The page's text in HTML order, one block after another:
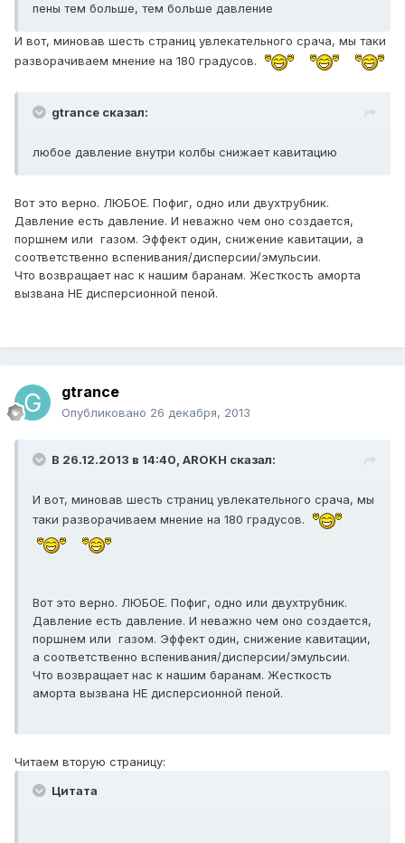
пены тем больше, тем больше давление
И вот, миновав шесть страниц увлекательного срача, мы таки
разворачиваем мнение на 180 градусов.
gtrance сказал:
любое давление внутри колбы снижает кавитацию
Вот это верно. ЛЮБОЕ. Пофиг, одно или двухтрубник.
Давление есть давление. И неважно чем оно создается,
поршнем или газом. Эффект один, снижение кавитации, а
соответственно вспенивания/дисперсии/эмульсии.
Что возвращает нас к нашим баранам. Жесткость аморта
вызвана НЕ дисперсионной пеной.
gtrance
Опубликовано 26 декабря, 2013
В 26.12.2013 в 14:40, AROKH сказал:
И вот, миновав шесть страниц увлекательного срача, мы
таки разворачиваем мнение на 180 градусов.
Вот это верно. ЛЮБОЕ. Пофиг, одно или двухтрубник.
Давление есть давление. И неважно чем оно создается,
поршнем или газом. Эффект один, снижение кавитации,
а соответственно вспенивания/дисперсии/эмульсии.
Что возвращает нас к нашим баранам. Жесткость
аморта вызвана НЕ дисперсионной пеной.
Читаем вторую страницу:
Цитата